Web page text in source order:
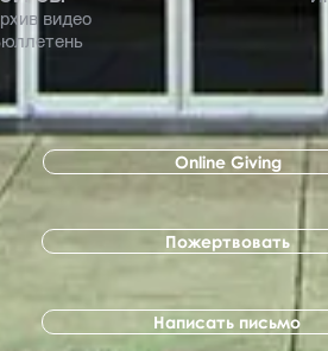
видео
Online Giving
Пожертвовать
Написать письмо